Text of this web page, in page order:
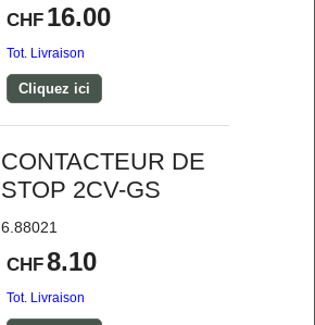
CHF 16.00
Tot. Livraison
Cliquez ici
CONTACTEUR DE
STOP 2CV-GS
6.88021
CHF8.10
Tot. Livraison